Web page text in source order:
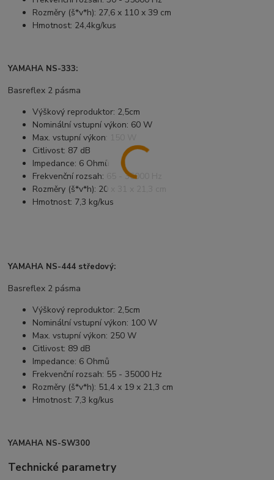
Rozměry (š*v*h): 27,6 x 110 x 39 cm
Hmotnost: 24,4kg/kus
YAMAHA NS-333:
Basreflex 2 pásma
Výškový reproduktor: 2,5cm
Nominální vstupní výkon: 60 W
Max. vstupní výkon: 150 W
Citlivost: 87 dB
Impedance: 6 Ohmů
Frekvenční rozsah: 65 - 35000 Hz
Rozměry (š*v*h): 20 x 31 x 21,3 cm
Hmotnost: 7,3 kg/kus
YAMAHA NS-444 středový:
Basreflex 2 pásma
Výškový reproduktor: 2,5cm
Nominální vstupní výkon: 100 W
Max. vstupní výkon: 250 W
Citlivost: 89 dB
Impedance: 6 Ohmů
Frekvenční rozsah: 55 - 35000 Hz
Rozměry (š*v*h): 51,4 x 19 x 21,3 cm
Hmotnost: 7,3 kg/kus
YAMAHA NS-SW300
Technické parametry